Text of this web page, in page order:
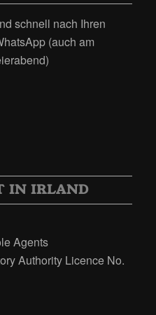
schnell nach Ihren
(auch am
IN IRLAND
Agents
Authority Licence No.